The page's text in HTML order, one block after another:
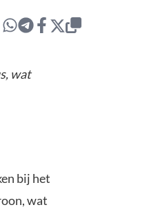
wat
bij het
wat